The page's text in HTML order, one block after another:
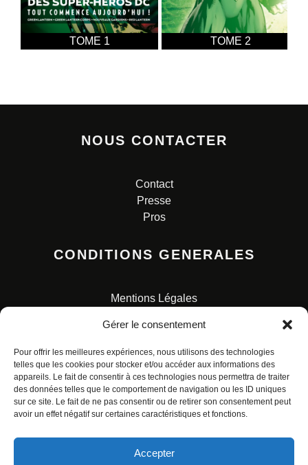
Gérer le consentement
Pour offrir les meilleures expériences, nous utilisons des technologies
telles que les cookies pour stocker et/ou accéder aux informations des
appareils. Le fait de consentir à ces technologies nous permettra de traiter
des données telles que le comportement de navigation ou les ID uniques
sur ce site. Le fait de ne pas consentir ou de retirer son consentement peut
avoir un effet négatif sur certaines caractéristiques et fonctions.
Accepter
TOME 1 TOME 2
NOUS CONTACTER
Contact
Presse
Pros
CONDITIONS GENERALES
Mentions Légales
Charte pour la protection des données personnelles
© ALL RIGHTS RESERVED. URBAN COMICS POUR LES